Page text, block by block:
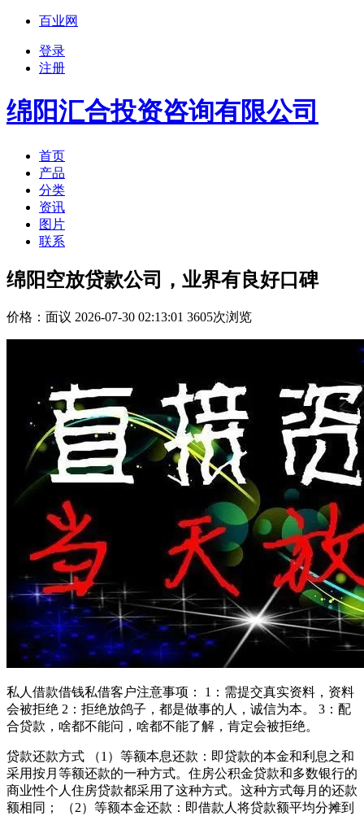
百业网
登录
注册
绵阳汇合投资咨询有限公司
首页
产品
分类
资讯
图片
联系
绵阳空放贷款公司，业界有良好口碑
价格： 面议 2026-07-30 02:13:01 3605次浏览
私人借款借钱私借客户注意事项： 1：需提交真实资料，资料
会被拒绝 2：拒绝放鸽子，都是做事的人，诚信为本。 3：配
合贷款，啥都不能问，啥都不能了解，肯定会被拒绝。
贷款还款方式 （1）等额本息还款：即贷款的本金和利息之和
采用按月等额还款的一种方式。住房公积金贷款和多数银行的
商业性个人住房贷款都采用了这种方式。这种方式每月的还款
额相同； （2）等额本金还款：即借款人将贷款额平均分摊到